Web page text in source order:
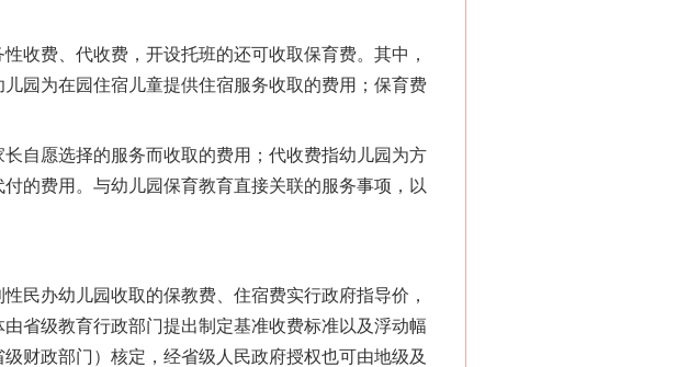
费、代收费，开设托班的还可收取保育费。其中，
园为在园住宿儿童提供住宿服务收取的费用；保育费
愿选择的服务而收取的费用；代收费指幼儿园为方
的费用。与幼儿园保育教育直接关联的服务事项，以
办幼儿园收取的保教费、住宿费实行政府指导价，
省级教育行政部门提出制定基准收费标准以及浮动幅
财政部门）核定，经省级人民政府授权也可由地级及